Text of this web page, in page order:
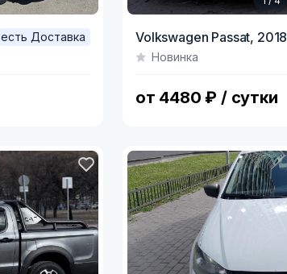
есть Доставка
of
Volkswagen Passat, 2018
Новинка
от 4480 ₽ / сутки